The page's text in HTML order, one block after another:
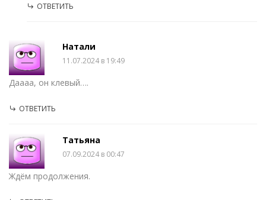
ОТВЕТИТЬ
Натали
11.07.2024 в 19:49
Даааа, он клевый….
ОТВЕТИТЬ
Татьяна
07.09.2024 в 00:47
Ждём продолжения.